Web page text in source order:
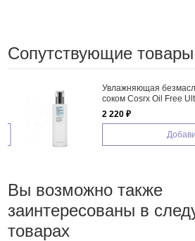
Сопутствующие товары
Увлажняющая
соком Cosrx Oil Free
2 220 ₽
Вы возможно также
заинтересованы в
товарах